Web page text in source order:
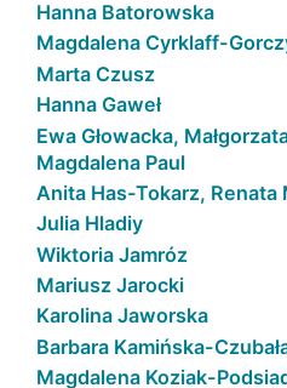
Hanna Batorowska
Magdalena Cyrklaff-
Marta Czusz
Hanna Gaweł
Ewa Głowacka,
Magdalena Paul
Anita Has-Tokarz, Renata
Julia Hladiy
Wiktoria Jamróz
Mariusz Jarocki
Karolina Jaworska
Barbara Kamińska-
Magdalena Koziak-